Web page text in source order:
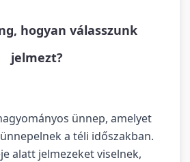
hogyan válasszunk
jelmezt?
ünnep, amelyet
a téli időszakban.
alatt jelmezeket viselnek,